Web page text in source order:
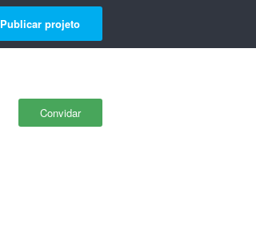
Publicar projeto
Convidar